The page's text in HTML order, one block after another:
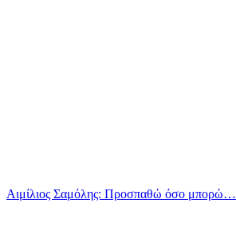
Αιμίλιος Σαμόλης: Προσπαθώ όσο μπορώ…